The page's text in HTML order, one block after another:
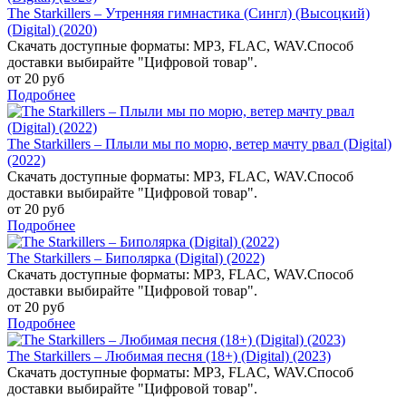
The Starkillers – Утренняя гимнастика (Сингл) (Высоцкий)
(Digital) (2020)
Скачать доступные форматы: MP3, FLAC, WAV.Способ
доставки выбирайте "Цифровой товар".
от 20 руб
Подробнее
The Starkillers – Плыли мы по морю, ветер мачту рвал (Digital)
(2022)
Скачать доступные форматы: MP3, FLAC, WAV.Способ
доставки выбирайте "Цифровой товар".
от 20 руб
Подробнее
The Starkillers – Биполярка (Digital) (2022)
Скачать доступные форматы: MP3, FLAC, WAV.Способ
доставки выбирайте "Цифровой товар".
от 20 руб
Подробнее
The Starkillers – Любимая песня (18+) (Digital) (2023)
Скачать доступные форматы: MP3, FLAC, WAV.Способ
доставки выбирайте "Цифровой товар".